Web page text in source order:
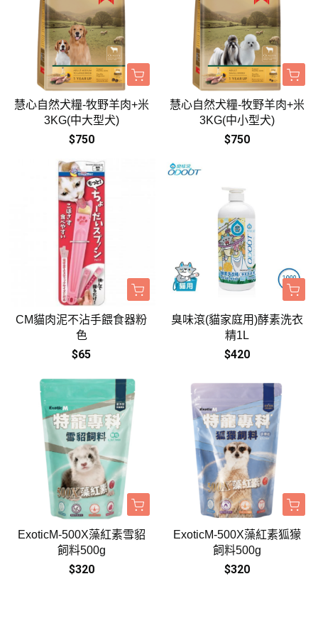
慧心自然犬糧-牧野羊肉+米
3KG(中大型犬)
$750
慧心自然犬糧-牧野羊肉+米
3KG(中小型犬)
$750
CM貓肉泥不沾手餵食器粉
色
$65
臭味滾(貓家庭用)酵素洗衣
精1L
$420
ExoticM-500X藻紅素雪貂
飼料500g
$320
ExoticM-500X藻紅素狐獴
飼料500g
$320